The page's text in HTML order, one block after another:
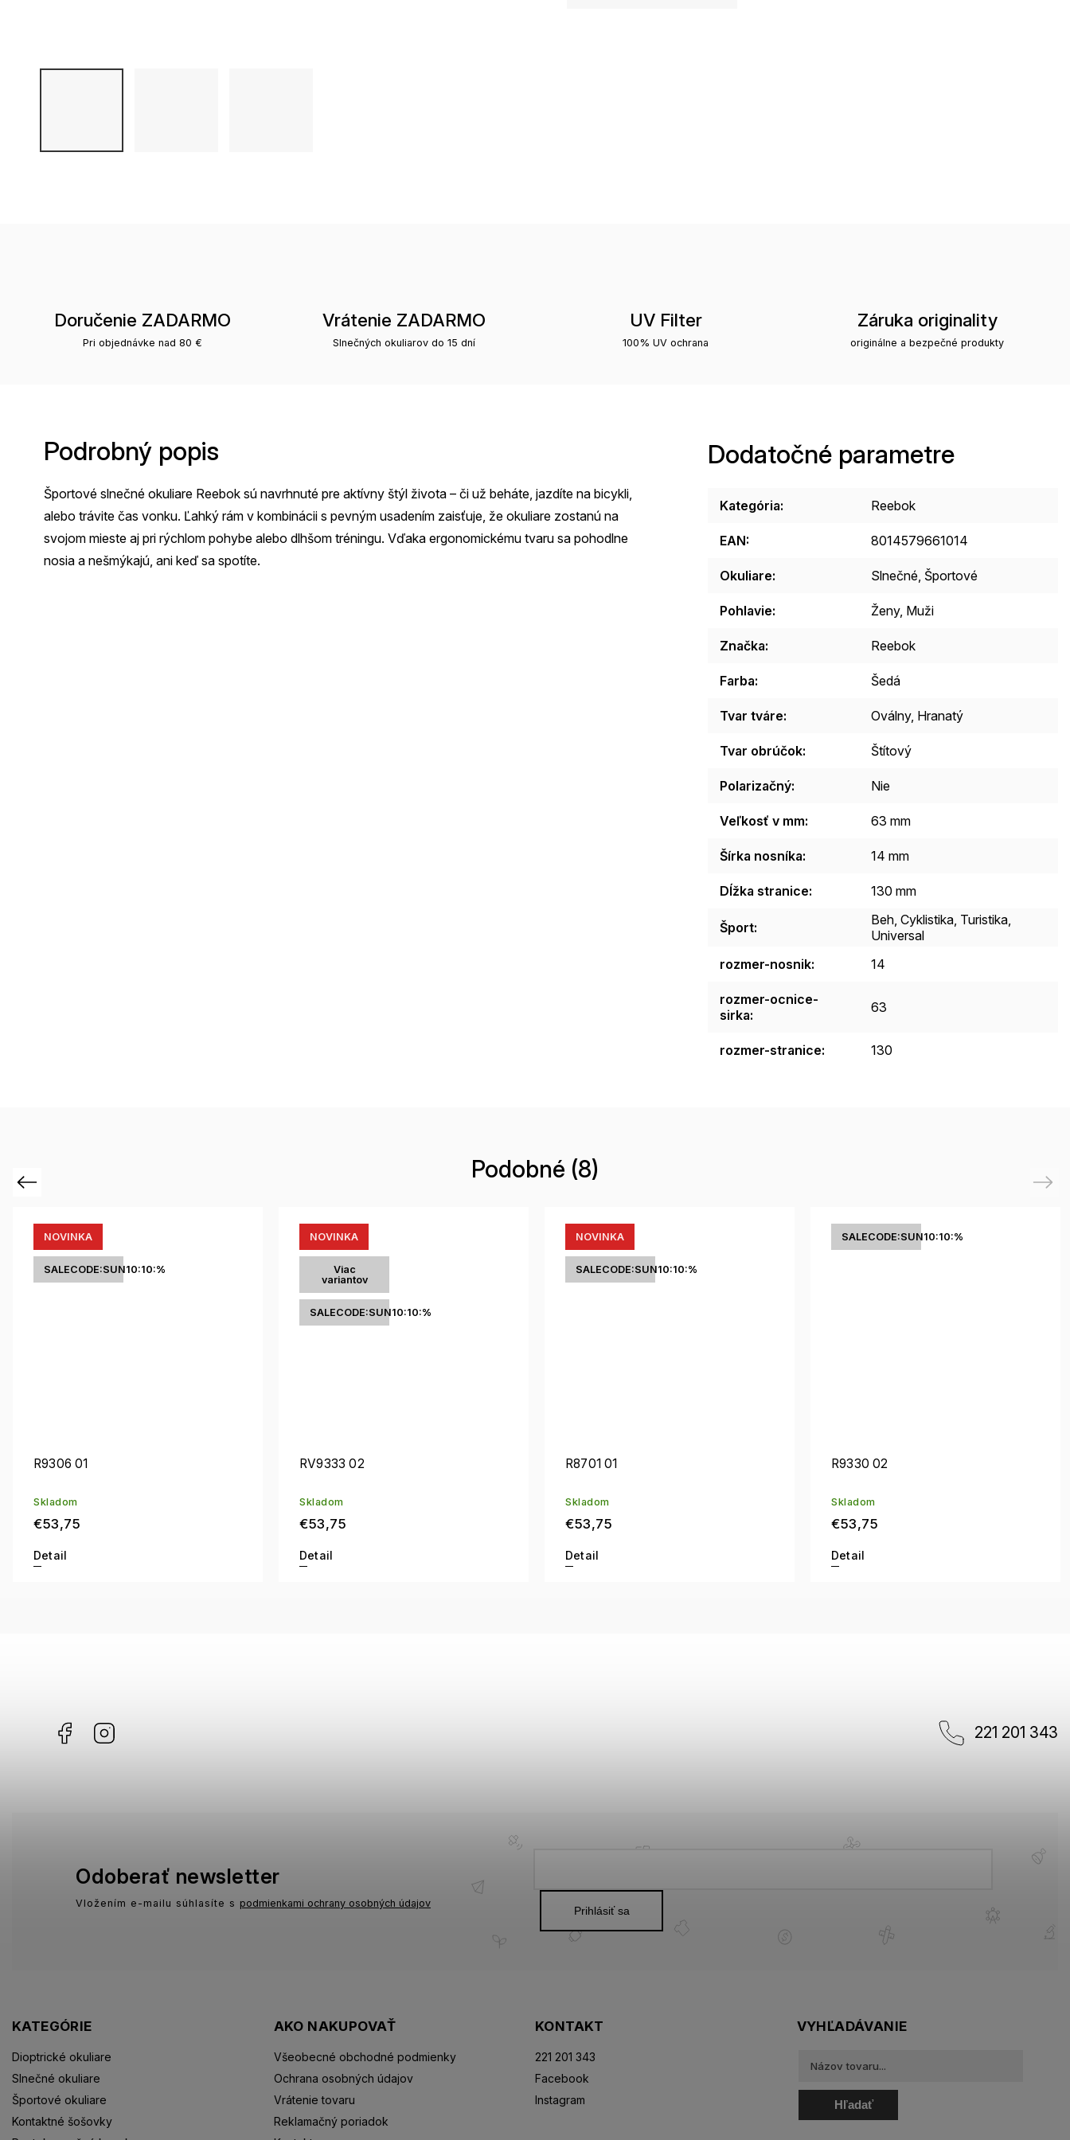
Doručenie ZADARMO
Pri objednávke nad 80 €
Vrátenie ZADARMO
Slnečných okuliarov do 15 dní
UV Filter
100% UV ochrana
Záruka originality
originálne a bezpečné produkty
Podrobný popis
Športové slnečné okuliare Reebok sú navrhnuté pre aktívny štýl života – či už beháte, jazdíte na bicykli,
alebo trávite čas vonku. Ľahký rám v kombinácii s pevným usadením zaisťuje, že okuliare zostanú na
svojom mieste aj pri rýchlom pohybe alebo dlhšom tréningu. Vďaka ergonomickému tvaru sa pohodlne
nosia a nešmýkajú, ani keď sa spotíte.
Dodatočné parametre
Kategória: Reebok
EAN: 8014579661014
Okuliare: Slnečné, Športové
Pohlavie: Ženy, Muži
Značka: Reebok
Farba: Šedá
Tvar tváre: Oválny, Hranatý
Tvar obrúčok: Štítový
Polarizačný: Nie
Veľkosť v mm: 63 mm
Šírka nosníka: 14 mm
Dĺžka stranice: 130 mm
Šport:
Beh, Cyklistika, Turistika,
Universal
rozmer-nosnik: 14
rozmer-ocnice-
sirka: 63
rozmer-stranice: 130
Podobné (8)
Previous
NOVINKA
SALECODE:SUN10:10:%
R9306 01
Skladom
€53,75
Detail
NOVINKA
Viac
variantov
SALECODE:SUN10:10:%
RV9333 02
Skladom
€53,75
Detail
NOVINKA
SALECODE:SUN10:10:%
R8701 01
Skladom
€53,75
Detail
SALECODE:SUN10:10:%
R9330 02
Skladom
€53,75
Detail
Next
Facebook 221 201 343
KATEGÓRIE
Dioptrické okuliare
Slnečné okuliare
Športové okuliare
Kontaktné šošovky
AKO NAKUPOVAŤ
Všeobecné obchodné podmienky
Ochrana osobných údajov
Vrátenie tovaru
Reklamačný poriadok
KONTAKT
221 201 343
Facebook
Instagram
Odoberať newsletter
Vložením e-mailu súhlasíte s podmienkami ochrany osobných údajov
Prihlásiť sa
VYHĽADÁVANIE
Hľadať